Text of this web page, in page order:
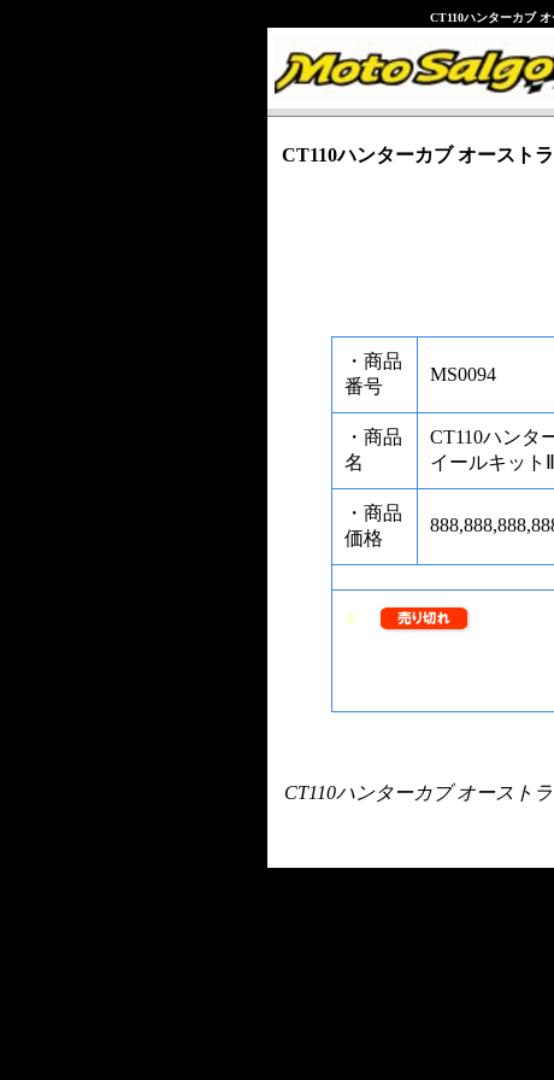
CT110ハンターカブ
CT110ハンターカブ オースト
・商品
番号
MS0094
・商品
名
CT110ハンタ
イールキット
・商品
価格
CT110ハンターカブ オースト